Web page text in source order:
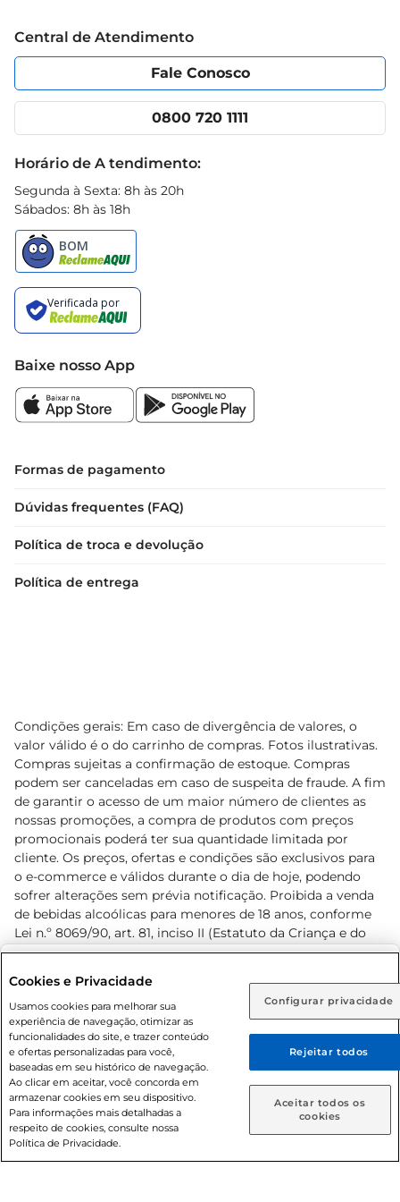
Rio de Janeiro (RJ) Goiás (GO)
Ou
Caso queira comprar online, informe como deseja receber
suas compras:
Entrega em casa Retire em Loja
Política de Privacidade
Portal do fornecedor
Cencosud Media
Código de Ética
App Prezunic
Central de Atendimento
Fale Conosco
0800 720 1111
Horário de A tendimento:
Segunda à Sexta: 8h às 20h
Sábados: 8h às 18h
Baixe nosso App
Formas de pagamento
Dúvidas frequentes (FAQ)
Política de troca e devolução
Política de entrega
Condições gerais: Em caso de divergência de valores, o
valor válido é o do carrinho de compras. Fotos ilustrativas.
Compras sujeitas a confirmação de estoque. Compras
podem ser canceladas em caso de suspeita de fraude. A fim
de garantir o acesso de um maior número de clientes as
nossas promoções, a compra de produtos com preços
promocionais poderá ter sua quantidade limitada por
cliente. Os preços, ofertas e condições são exclusivos para
o e-commerce e válidos durante o dia de hoje, podendo
sofrer alterações sem prévia notificação. Proibida a venda
de bebidas alcoólicas para menores de 18 anos, conforme
Lei n.º 8069/90, art. 81, inciso II (Estatuto da Criança e do
Adolescente). Preços e condições exclusivos para o
prévio. O valor mínimo para as compras on-line é de R$
80,00.
© 2026 Copyright. Todos os direitos
reservados Prezunic.
Cookies e Privacidade
Usamos cookies para melhorar sua
experiência de navegação, otimizar as
funcionalidades do site, e trazer conteúdo
e ofertas personalizadas para você,
baseadas em seu histórico de navegação.
Ao clicar em aceitar, você concorda em
armazenar cookies em seu dispositivo.
Para informações mais detalhadas a
respeito de cookies, consulte nossa
Política de Privacidade.
Configurar privacidade
Rejeitar todos
Aceitar todos os
cookies